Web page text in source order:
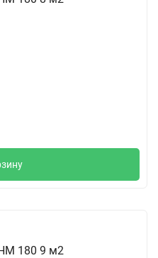
180 9 м2